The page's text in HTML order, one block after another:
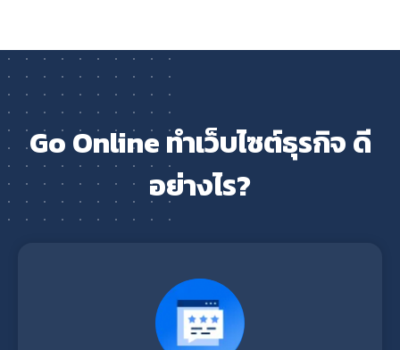
Go Online ทำเว็บไซต์ธุรกิจ ดี
อย่างไร?